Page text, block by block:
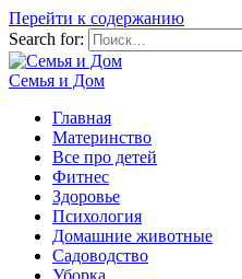
Перейти к содержанию
Search for:
Семья и Дом
Главная
Материнство
Все про детей
Фитнес
Здоровье
Психология
Домашние животные
Садоводство
Уборка